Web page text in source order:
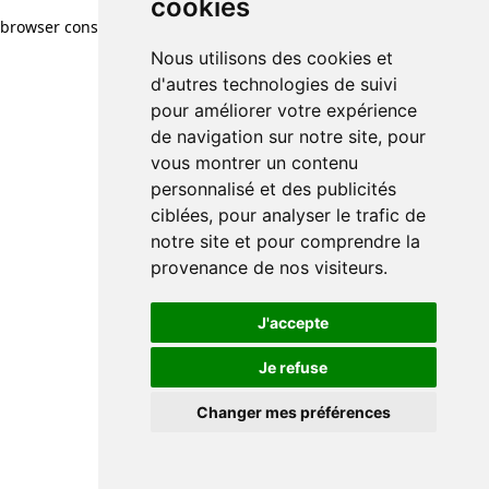
cookies
Nous utilisons des cookies et
d'autres technologies de suivi
pour améliorer votre expérience
de navigation sur notre site, pour
vous montrer un contenu
personnalisé et des publicités
ciblées, pour analyser le trafic de
notre site et pour comprendre la
provenance de nos visiteurs.
J'accepte
Je refuse
Changer mes préférences
browser console for more information)